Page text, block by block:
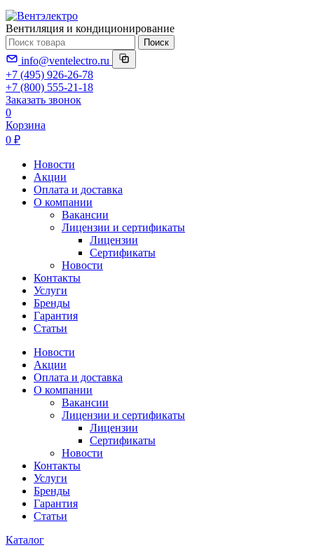
Вентиляция и кондиционирование
Поиск
info@ventelectro.ru
+7 (495) 926-26-78
+7 (800) 555-21-18
Заказать звонок
0
Корзина
0 ₽
Новости
Акции
Оплата и доставка
О компании
Вакансии
Лицензии и сертификаты
Лицензии
Сертификаты
Новости
Контакты
Услуги
Бренды
Гарантия
Статьи
Новости
Акции
Оплата и доставка
О компании
Вакансии
Лицензии и сертификаты
Лицензии
Сертификаты
Новости
Контакты
Услуги
Бренды
Гарантия
Статьи
Каталог